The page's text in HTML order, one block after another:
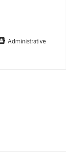
Administrative